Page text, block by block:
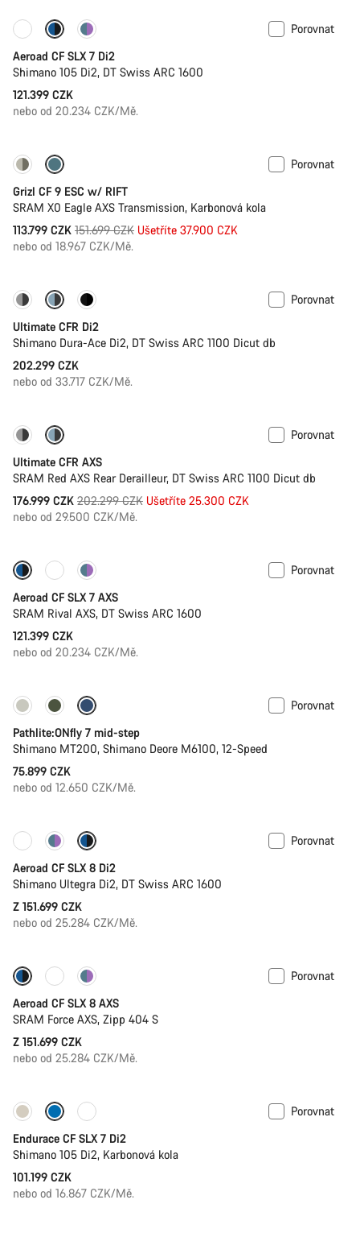
Nové Zboží
Porovnat
Aeroad CF SLX 7 Di2
Shimano 105 Di2, DT Swiss ARC 1600
121.399 CZK
nebo od 20.234 CZK/Mě.
-25%
Porovnat
Grizl CF 9 ESC w/ RIFT
SRAM X0 Eagle AXS Transmission, Karbonová kola
113.799 CZK Původní
cena
151.699 CZK Ušetříte 37.900 CZK
nebo od 18.967 CZK/Mě.
PACE Bar Je dostupná nová barva
Porovnat
Ultimate CFR Di2
Shimano Dura-Ace Di2, DT Swiss ARC 1100 Dicut db
202.299 CZK
nebo od 33.717 CZK/Mě.
-13%
Porovnat
Ultimate CFR AXS
SRAM Red AXS Rear Derailleur, DT Swiss ARC 1100 Dicut db
176.999 CZK Původní
cena
202.299 CZK Ušetříte 25.300 CZK
nebo od 29.500 CZK/Mě.
Nové Zboží
Porovnat
Aeroad CF SLX 7 AXS
SRAM Rival AXS, DT Swiss ARC 1600
121.399 CZK
nebo od 20.234 CZK/Mě.
Porovnat
Pathlite:ONfly 7 mid-step
Shimano MT200, Shimano Deore M6100, 12-Speed
75.899 CZK
nebo od 12.650 CZK/Mě.
Konfigurovat
Porovnat
Aeroad CF SLX 8 Di2
Shimano Ultegra Di2, DT Swiss ARC 1600
Z 151.699 CZK
nebo od 25.284 CZK/Mě.
Konfigurovat
Porovnat
Aeroad CF SLX 8 AXS
SRAM Force AXS, Zipp 404 S
Z 151.699 CZK
nebo od 25.284 CZK/Mě.
Porovnat
Endurace CF SLX 7 Di2
Shimano 105 Di2, Karbonová kola
101.199 CZK
nebo od 16.867 CZK/Mě.